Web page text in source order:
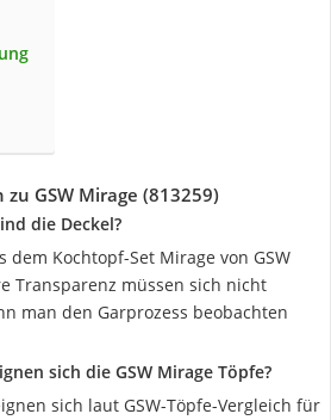
GSW Mirage (813259)
die Deckel?
dem Kochtopf-Set Mirage von GSW
Transparenz müssen sich nicht
man den Garprozess beobachten
sich die GSW Mirage Töpfe?
sich laut GSW-Töpfe-Vergleich für